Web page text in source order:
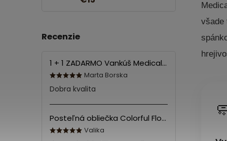
Recenzie
1 + 1 ZADARMO Vankúš Medical 70x90 cm
Marta Borska
Dobra kvalita
Posteľná obliečka Colorful Flowers Modrá 140x200/70x90 cm
Valika
všade